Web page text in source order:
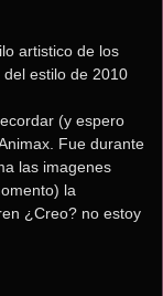
artistico de los
estilo de 2010
(y espero
Fue durante
las imagenes
la
¿Creo? no estoy